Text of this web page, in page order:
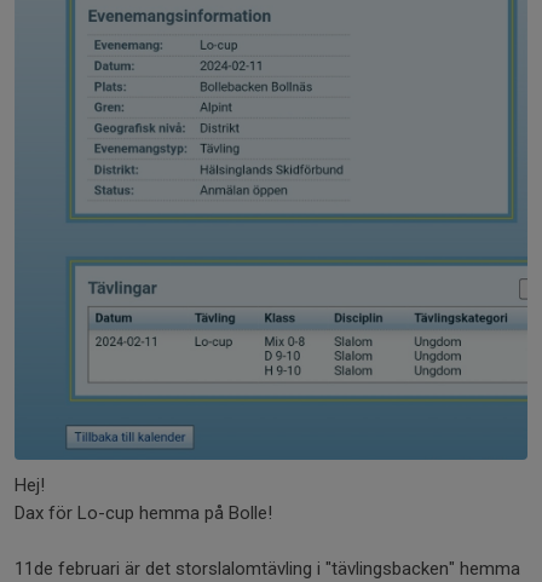
Hej!
Dax för Lo-cup hemma på Bolle!
11de februari är det storslalomtävling i "tävlingsbacken" hemma